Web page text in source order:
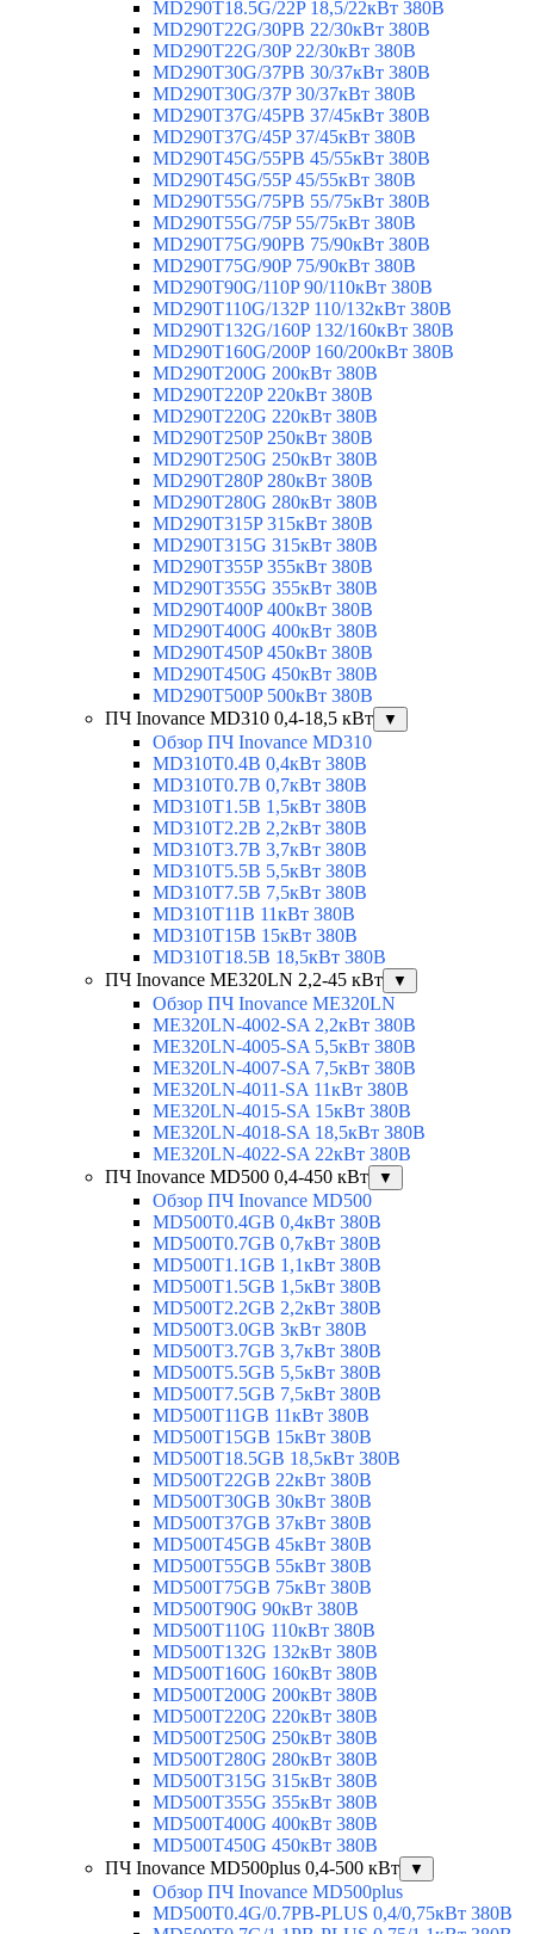
MD290T18.5G/22P 18,5/22кВт 380В
MD290T22G/30PB 22/30кВт 380В
MD290T22G/30P 22/30кВт 380В
MD290T30G/37PB 30/37кВт 380В
MD290T30G/37P 30/37кВт 380В
MD290T37G/45PB 37/45кВт 380В
MD290T37G/45P 37/45кВт 380В
MD290T45G/55PB 45/55кВт 380В
MD290T45G/55P 45/55кВт 380В
MD290T55G/75PB 55/75кВт 380В
MD290T55G/75P 55/75кВт 380В
MD290T75G/90PB 75/90кВт 380В
MD290T75G/90P 75/90кВт 380В
MD290T90G/110P 90/110кВт 380В
MD290T110G/132P 110/132кВт 380В
MD290T132G/160P 132/160кВт 380В
MD290T160G/200P 160/200кВт 380В
MD290T200G 200кВт 380В
MD290T220P 220кВт 380В
MD290T220G 220кВт 380В
MD290T250P 250кВт 380В
MD290T250G 250кВт 380В
MD290T280P 280кВт 380В
MD290T280G 280кВт 380В
MD290T315P 315кВт 380В
MD290T315G 315кВт 380В
MD290T355P 355кВт 380В
MD290T355G 355кВт 380В
MD290T400P 400кВт 380В
MD290T400G 400кВт 380В
MD290T450P 450кВт 380В
MD290T450G 450кВт 380В
MD290T500P 500кВт 380В
ПЧ Inovance MD310 0,4-18,5 кВт
▼
Обзор ПЧ Inovance MD310
MD310T0.4B 0,4кВт 380В
MD310T0.7B 0,7кВт 380В
MD310T1.5B 1,5кВт 380В
MD310T2.2B 2,2кВт 380В
MD310T3.7B 3,7кВт 380В
MD310T5.5B 5,5кВт 380В
MD310T7.5B 7,5кВт 380В
MD310T11B 11кВт 380В
MD310T15B 15кВт 380В
MD310T18.5B 18,5кВт 380В
ПЧ Inovance ME320LN 2,2-45 кВт
▼
Обзор ПЧ Inovance ME320LN
ME320LN-4002-SA 2,2кВт 380В
ME320LN-4005-SA 5,5кВт 380В
ME320LN-4007-SA 7,5кВт 380В
ME320LN-4011-SA 11кВт 380В
ME320LN-4015-SA 15кВт 380В
ME320LN-4018-SA 18,5кВт 380В
ME320LN-4022-SA 22кВт 380В
ПЧ Inovance MD500 0,4-450 кВт
▼
Обзор ПЧ Inovance MD500
MD500T0.4GB 0,4кВт 380В
MD500T0.7GB 0,7кВт 380В
MD500T1.1GB 1,1кВт 380В
MD500T1.5GB 1,5кВт 380В
MD500T2.2GB 2,2кВт 380В
MD500T3.0GB 3кВт 380В
MD500T3.7GB 3,7кВт 380В
MD500T5.5GB 5,5кВт 380В
MD500T7.5GB 7,5кВт 380В
MD500T11GB 11кВт 380В
MD500T15GB 15кВт 380В
MD500T18.5GB 18,5кВт 380В
MD500T22GB 22кВт 380В
MD500T30GB 30кВт 380В
MD500T37GB 37кВт 380В
MD500T45GB 45кВт 380В
MD500T55GB 55кВт 380В
MD500T75GB 75кВт 380В
MD500T90G 90кВт 380В
MD500T110G 110кВт 380В
MD500T132G 132кВт 380В
MD500T160G 160кВт 380В
MD500T200G 200кВт 380В
MD500T220G 220кВт 380В
MD500T250G 250кВт 380В
MD500T280G 280кВт 380В
MD500T315G 315кВт 380В
MD500T355G 355кВт 380В
MD500T400G 400кВт 380В
MD500T450G 450кВт 380В
ПЧ Inovance MD500plus 0,4-500 кВт
▼
Обзор ПЧ Inovance MD500plus
MD500T0.4G/0.7PB-PLUS 0,4/0,75кВт 380В